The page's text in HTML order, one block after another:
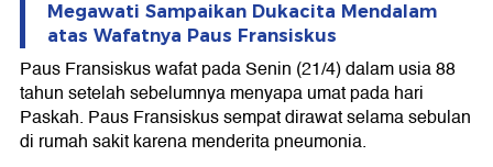
Megawati Sampaikan Dukacita Mendalam
atas Wafatnya Paus Fransiskus
Paus Fransiskus wafat pada Senin (21/4) dalam usia 88
tahun setelah sebelumnya menyapa umat pada hari
Paskah. Paus Fransiskus sempat dirawat selama sebulan
di rumah sakit karena menderita pneumonia.